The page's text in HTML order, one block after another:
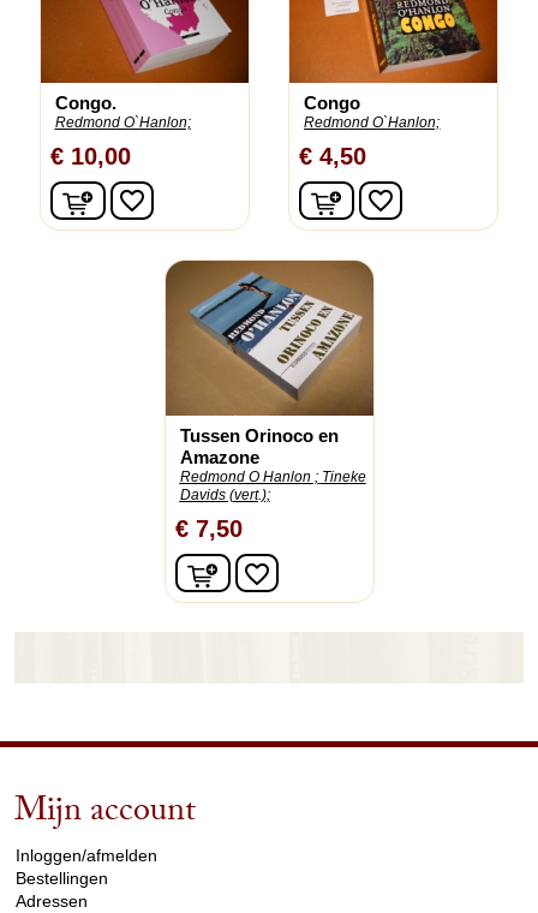
Congo.
Redmond O`Hanlon;
€ 10,00
In winkelwagen
favorite_border
Congo
Redmond O`Hanlon;
€ 4,50
In winkelwagen
favorite_border
Tussen Orinoco en
Amazone
Redmond O Hanlon ; Tineke
Davids (vert.);
€ 7,50
In winkelwagen
favorite_border
Mijn account
Inloggen/afmelden
Bestellingen
Adressen